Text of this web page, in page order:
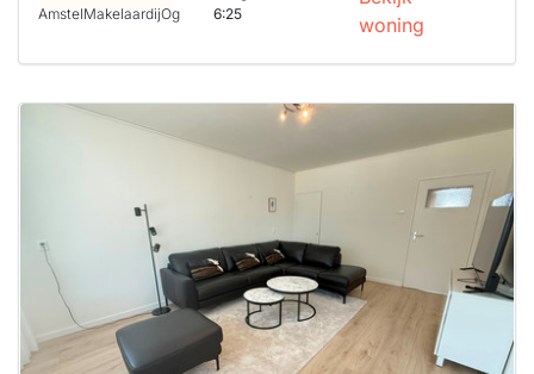
AmstelMakelaardijOg
6:25
woning
Om kans te
maken moet je
Stekkies helpt